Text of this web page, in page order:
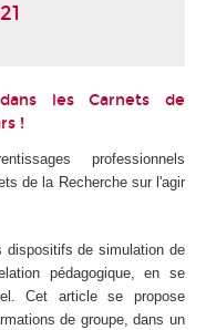
les Carnets de
!
professionnels
de la Recherche sur l'agir
dispositifs de simulation de
pédagogique, en se
Cet article se propose
de groupe, dans un